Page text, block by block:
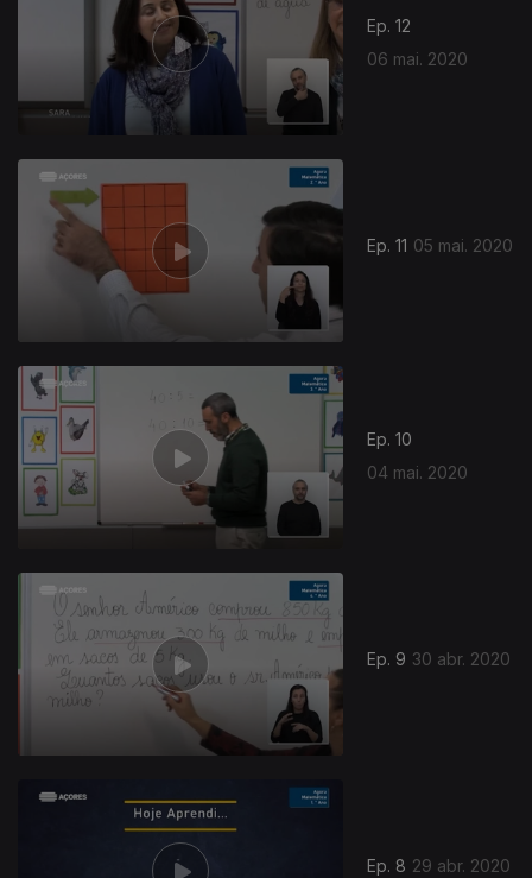
Ep. 12
06 mai. 2020
Ep. 11 05 mai. 2020
Ep. 10
04 mai. 2020
Ep. 9 30 abr. 2020
Ep. 8 29 abr. 2020